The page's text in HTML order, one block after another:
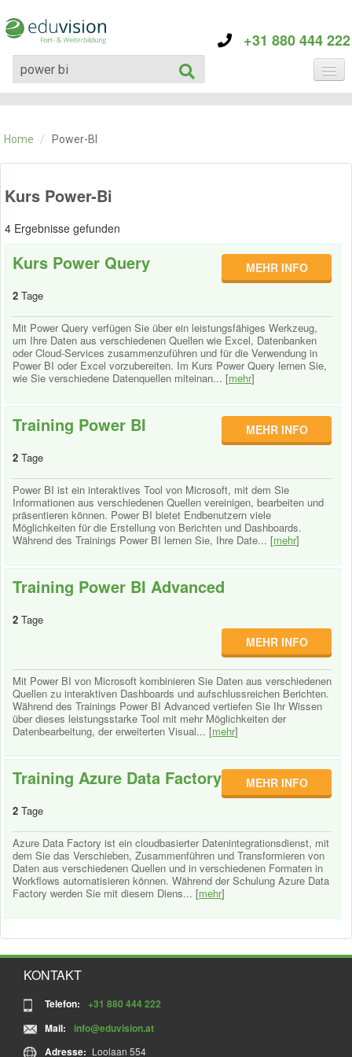
+31 880 444 222
KATEGORIE
KONTAKT
Home / Power-BI
Kurs Power-Bi
4 Ergebnisse gefunden
Kurs Power Query
2 Tage
MEHR INFO
Mit Power Query verfügen Sie über ein leistungsfähiges Werkzeug,
um Ihre Daten aus verschiedenen Quellen wie Excel, Datenbanken
oder Cloud-Services zusammenzuführen und für die Verwendung in
Power BI oder Excel vorzubereiten. Im Kurs Power Query lernen Sie,
wie Sie verschiedene Datenquellen miteinan... [mehr]
Training Power BI
2 Tage
MEHR INFO
Power BI ist ein interaktives Tool von Microsoft, mit dem Sie
Informationen aus verschiedenen Quellen vereinigen, bearbeiten und
präsentieren können. Power BI bietet Endbenutzern viele
Möglichkeiten für die Erstellung von Berichten und Dashboards.
Während des Trainings Power BI lernen Sie, Ihre Date... [mehr]
Training Power BI Advanced
2 Tage
MEHR INFO
Mit Power BI von Microsoft kombinieren Sie Daten aus verschiedenen
Quellen zu interaktiven Dashboards und aufschlussreichen Berichten.
Während des Trainings Power BI Advanced vertiefen Sie Ihr Wissen
über dieses leistungsstarke Tool mit mehr Möglichkeiten der
Datenbearbeitung, der erweiterten Visual... [mehr]
Training Azure Data Factory
2 Tage
MEHR INFO
Azure Data Factory ist ein cloudbasierter Datenintegrationsdienst, mit
dem Sie das Verschieben, Zusammenführen und Transformieren von
Daten aus verschiedenen Quellen und in verschiedenen Formaten in
Workflows automatisieren können. Während der Schulung Azure Data
Factory werden Sie mit diesem Diens... [mehr]
KONTAKT
Telefon:
+31 880 444 222
Mail:
info@eduvision.at
Adresse: Loolaan 554